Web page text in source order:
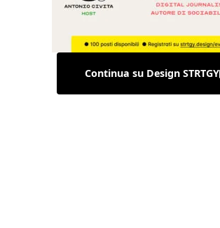
Continua su Design STRTGY